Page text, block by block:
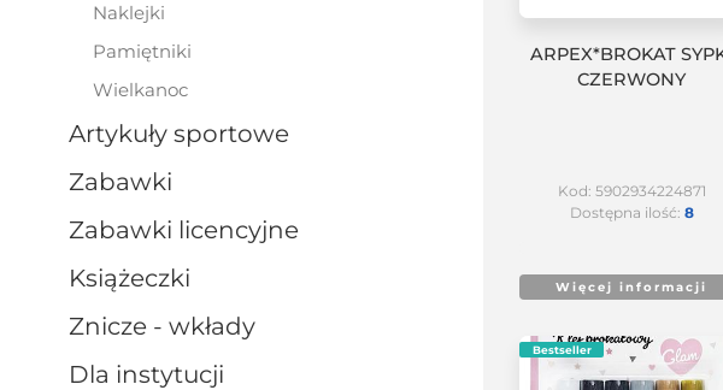
naklejki
pamiętniki
wielkanoc
artykuły sportowe
zabawki
zabawki licencyjne
książeczki
znicze - wkłady
dla instytucji
ARPEX*BROKAT
CZERWONY
Kod: 5902934224871
Dostępna ilość: 8
Więcej informacji
Bestseller